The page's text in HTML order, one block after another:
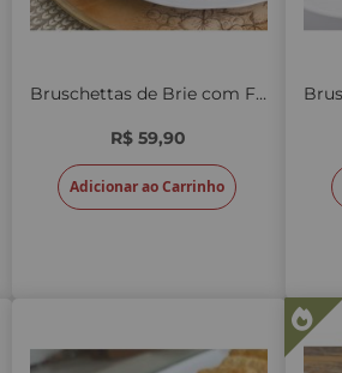
Bruschettas de Brie com Figo 12 unid.
R$ 59,90
Adicionar ao Carrinho